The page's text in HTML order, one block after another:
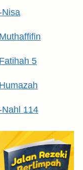
Nisa
5
Nahl 114